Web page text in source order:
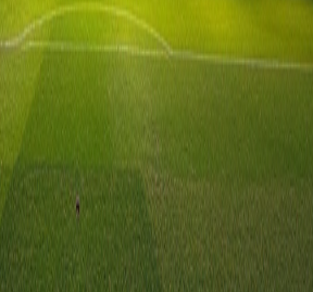
gaat Hoedd de strijd aan met
om 15:00 en wordt gespeeld in